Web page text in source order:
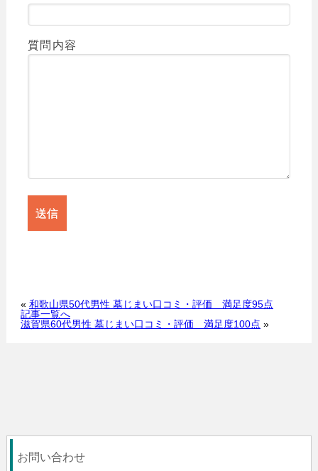
質問内容
« 和歌山県50代男性 墓じまい口コミ・評価 満足度95点
記事一覧へ
滋賀県60代男性 墓じまい口コミ・評価 満足度100点 »
お問い合わせ